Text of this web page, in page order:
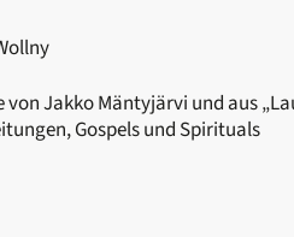
von Jakko Mäntyjärvi und aus
Gospels und Spirituals